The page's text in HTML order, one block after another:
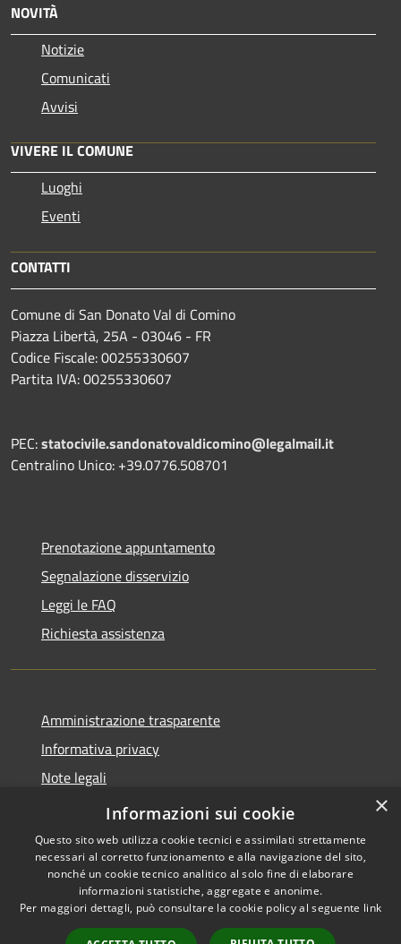
NOVITÀ
Notizie
Comunicati
Avvisi
VIVERE IL COMUNE
Luoghi
Eventi
CONTATTI
Comune di San Donato Val di Comino
Piazza Libertà, 25A - 03046 - FR
Codice Fiscale: 00255330607
Partita IVA: 00255330607
PEC:statocivile.sandonatovaldicomino@legalmail.it
Centralino Unico: +39.0776.508701
Prenotazione appuntamento
Segnalazione disservizio
Leggi le FAQ
Richiesta assistenza
Amministrazione trasparente
Informativa privacy
Note legali
Dichiarazione di accessibilità
Accessibilità
Copyright © 2026 • Comune di
San Donato Val di Comino •
Powered byMunicipium
×
Informazioni sui cookie
Questo sito web utilizza cookie tecnici e assimilati strettamente
necessari al corretto funzionamento e alla navigazione del sito,
nonché un cookie tecnico analitico al solo fine di elaborare
informazioni statistiche, aggregate e anonime.
Per maggiori dettagli, può consultare la cookie policy al seguente link